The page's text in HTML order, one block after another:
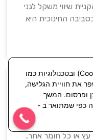
שיווי משקל לגני
החינוכית היא
תוך כדי הנאה
עץ או כל חומר אחר,
שלום לך, האתר משתמש בעוגיות (Cookies) ובטכנולוגיות כמו
את חוויית הגלישה,
ופרסום. המשך
כפי שמתואר ב -